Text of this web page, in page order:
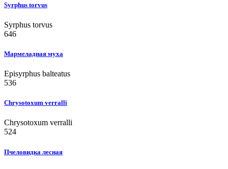
Syrphus torvus
Syrphus torvus
646
Мармеладная муха
Episyrphus balteatus
536
Chrysotoxum verralli
Chrysotoxum verralli
524
Пчеловидка лесная